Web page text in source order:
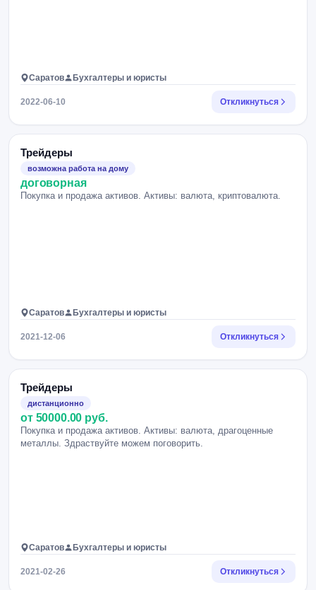
Саратов Бухгалтеры и юристы
2022-06-10 Откликнуться
Трейдеры
возможна работа на дому
договорная
Покупка и продажа активов. Активы: валюта, криптовалюта.
Саратов Бухгалтеры и юристы
2021-12-06 Откликнуться
Трейдеры
дистанционно
от 50000.00 руб.
Покупка и продажа активов. Активы: валюта, драгоценные
металлы. Здраствуйте можем поговорить.
Саратов Бухгалтеры и юристы
2021-02-26 Откликнуться